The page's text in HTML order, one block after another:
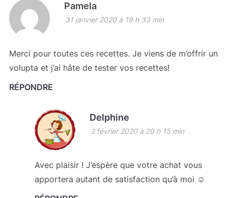
Pamela
31 janvier 2020 à 19 h 33 min
Merci pour toutes ces recettes. Je viens de m’offrir un
volupta et j’ai hâte de tester vos recettes!
RÉPONDRE
Delphine
2 février 2020 à 20 h 15 min
Avec plaisir ! J’espère que votre achat vous
apportera autant de satisfaction qu’à moi ☺️